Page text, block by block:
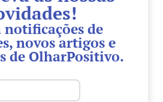
exemplos dos benefícios
podem proporcionar.
uma experiência única com
age de forma holística,
totalidade.
notificações de
novos artigos e
de OlharPositivo.